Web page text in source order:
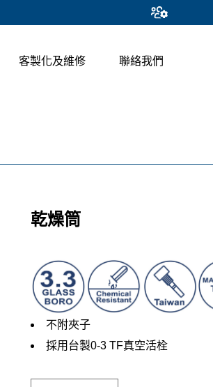
客製化及維修 聯絡我們
乾燥筒
不附夾子
採用台製0-3 TF真空活栓